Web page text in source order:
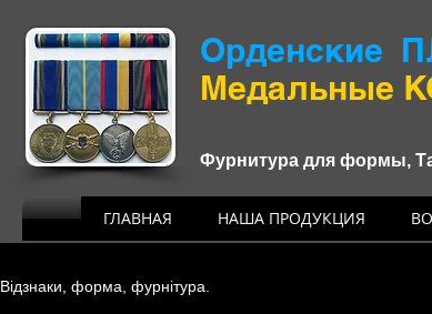
Орденские
​Медальные
Фурнитура для формы,
ГЛАВНАЯ НАША ПРОДУКЦИЯ
Відзнаки, форма, фурнітура.